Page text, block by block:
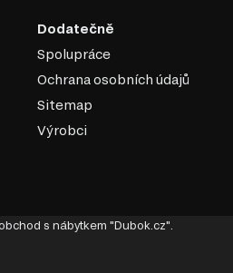
moderní ekologické standardy.
který spojuje estetiku,
z něj činí ideální volbu pro
stylech.
Dodatečně
Spolupráce
Ochrana osobních údajů
Sitemap
Výrobci
s nábytkem "Dubok.cz".